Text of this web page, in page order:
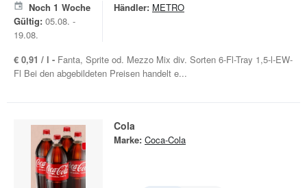
Noch 1 Woche
Gültig: 05.08. -
19.08.
Händler: METRO
€ 0,91 / l - Fanta, Sprite od. Mezzo Mix div. Sorten 6-Fl-Tray 1,5-l-EW-
Fl Bei den abgebildeten Preisen handelt e...
Cola
Marke: Coca-Cola